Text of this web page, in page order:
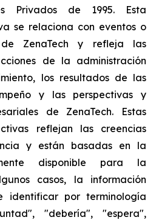
Privados de 1995. Esta
se relaciona con eventos o
de ZenaTech y refleja las
de la administración
los resultados de las
y las perspectivas y
de ZenaTech. Estas
reflejan las creencias
y están basadas en la
disponible para la
casos, la información
identificar por terminología
"debería", "espera",